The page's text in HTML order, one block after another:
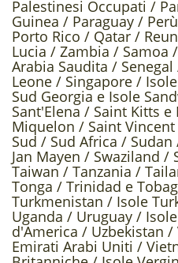
Palestinesi Occupati /
Guinea / Paraguay /
Porto Rico / Qatar /
Lucia / Zambia / Samoa /
Arabia Saudita / Senegal
Leone / Singapore /
Sud Georgia e Isole
Sant'Elena / Saint Kitts e
Miquelon / Saint
Sud / Sud Africa / Sudan
Jan Mayen / Swaziland /
Taiwan / Tanzania /
Tonga / Trinidad e
Turkmenistan / Isole
Uganda / Uruguay /
d'America / Uzbekistan /
Emirati Arabi Uniti /